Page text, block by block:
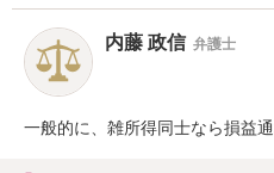
内藤 政信 弁護士
一般的に、雑所得同士なら損益通